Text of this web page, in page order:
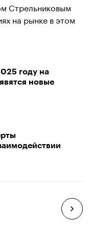
Стрельниковым
на рынке в этом
году на
новые